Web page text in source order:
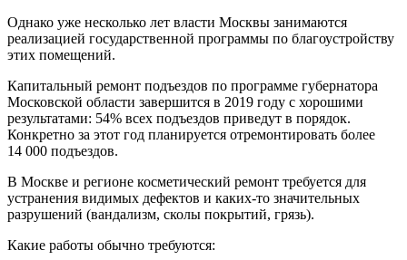
Однако уже несколько лет власти Москвы занимаются
реализацией государственной программы по благоустройству
этих помещений.
Капитальный ремонт подъездов по программе губернатора
Московской области завершится в 2019 году с хорошими
результатами: 54% всех подъездов приведут в порядок.
Конкретно за этот год планируется отремонтировать более
14 000 подъездов.
В Москве и регионе косметический ремонт требуется для
устранения видимых дефектов и каких-то значительных
разрушений (вандализм, сколы покрытий, грязь).
Какие работы обычно требуются: